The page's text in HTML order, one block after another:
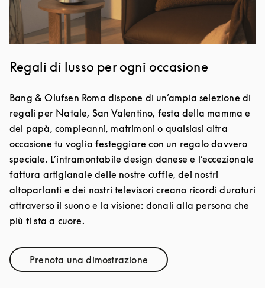
Regali di lusso per ogni occasione
Bang & Olufsen Roma dispone di un’ampia selezione di
regali per Natale, San Valentino, festa della mamma e
del papà, compleanni, matrimoni o qualsiasi altra
occasione tu voglia festeggiare con un regalo davvero
speciale. L’intramontabile design danese e l’eccezionale
fattura artigianale delle nostre cuffie, dei nostri
altoparlanti e dei nostri televisori creano ricordi duraturi
attraverso il suono e la visione: donali alla persona che
più ti sta a cuore.
Prenota una dimostrazione
Link Opens in New Tab